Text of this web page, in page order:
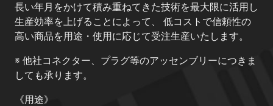
長い年月をかけて積み重ねてきた技術を最大限に活用し
生産効率を上げることによって、 低コストで信頼性の
高い商品を用途・使用に応じて受注生産いたします。
※ 他社コネクター、プラグ等のアッセンブリーにつきま
しても承ります。
《用途》